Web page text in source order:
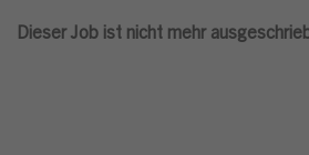
Dieser Job ist nicht mehr